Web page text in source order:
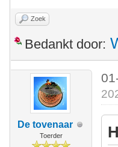
Zoek
Bedankt door:
De tovenaar
Toerder